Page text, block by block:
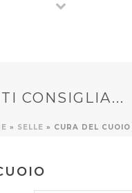
CONSIGLIA...
» SELLE » CURA DEL CUOIO